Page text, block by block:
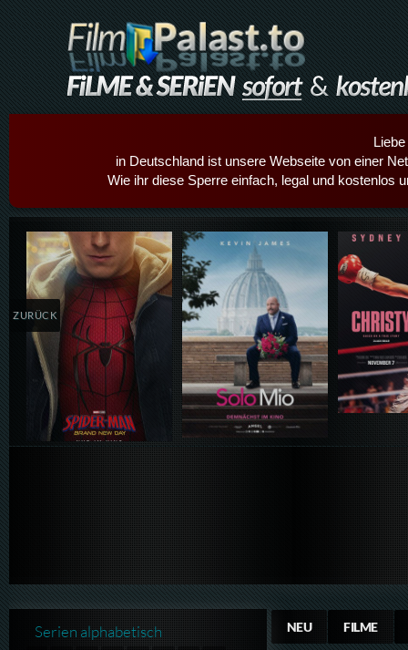
in Deutschland ist unsere Webseite von einer
Wie ihr diese Sperre einfach, legal und kostenlos
Details,Play Details,Play
ZURÜCK
NEU FILME
Serien alphabetisch